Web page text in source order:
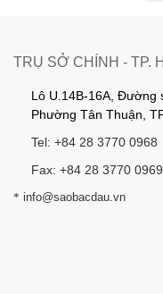
TRỤ SỞ CHÍNH - TP.
Lô U.14B-16A, Đường
Phường Tân Thuận,
Tel: +84 28 3770 0968
Fax: +84 28 3770 0969
* info@saobacdau.vn